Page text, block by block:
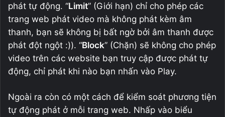
phát tự động. “Limit” (Giới hạn) chỉ cho phép các
trang web phát video mà không phát kèm âm
thanh, bạn sẽ không bị bất ngờ bởi âm thanh được
phát đột ngột :)). “Block” (Chặn) sẽ không cho phép
video trên các website bạn truy cập được phát tự
động, chỉ phát khi nào bạn nhấn vào Play.
Ngoài ra còn có một cách để kiểm soát phương tiện
tự động phát ở mỗi trang web. Nhấp vào biểu